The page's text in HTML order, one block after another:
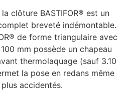
clôture BASTIFOR® est un
breveté indémontable.
de forme triangulaire avec
mm possède un chapeau
thermolaquage (sauf 3.10
la pose en redans même
accidentés.